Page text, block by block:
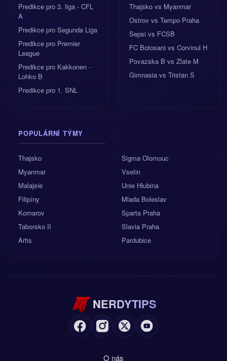
Predikce pro 3. liga - CFL
A
Predikce pro Segunda Liga
Predikce pro Premier
League
Predikce pro Kakkonen -
Lohko B
Predikce pro 1. SNL
Thajsko vs Myanmar
Ostrov vs Tempo Praha
Sepsi vs FCSB
FC Botosani vs Corvinul H
Povazska B vs Zlate M
Gimnasia vs Tristan S
POPULÁRNÍ TÝMY
Thajsko
Myanmar
Malajsie
Filipíny
Komarov
Taborsko II
Artis
Sigma Olomouc
Vsetin
Unie Hlubina
Mlada Boleslav
Sparta Praha
Slavia Praha
Pardubice
NERDYTIPS
O nás